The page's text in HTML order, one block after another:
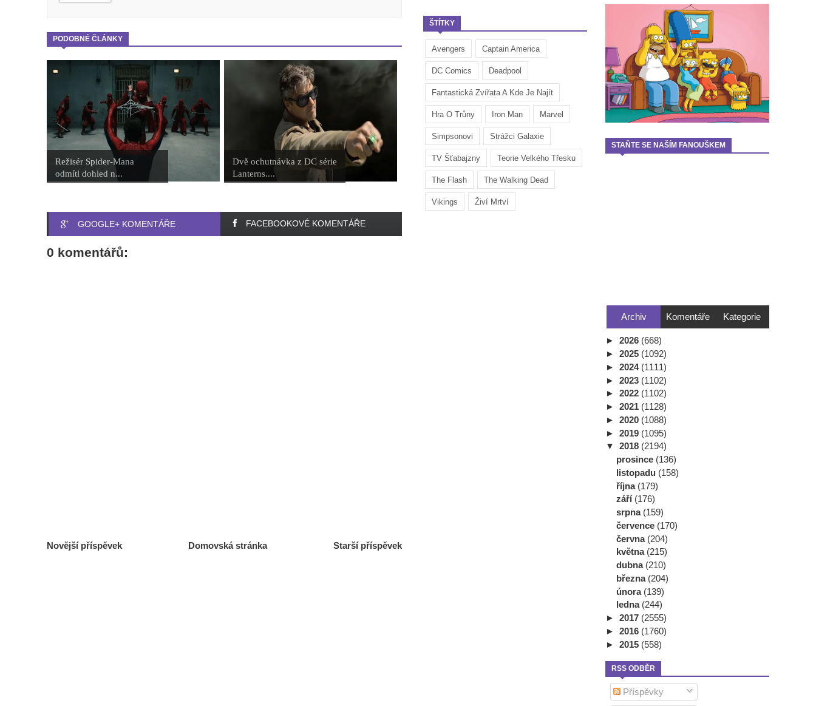
ŠTÍTKY
Avengers Captain America
DC Comics Deadpool
Fantastická Zvířata A Kde Je Najít
Hra O Trůny Iron Man Marvel
Simpsonovi Strážci Galaxie
TV Šťabajzny Teorie Velkého Třesku
The Flash The Walking Dead
Vikings Živí Mrtví
PODOBNÉ ČLÁNKY
Režisér Spider-Mana
odmítl dohled n...
Dvě ochutnávka z DC série
Lanterns....
GOOGLE+ KOMENTÁŘE FACEBOOKOVÉ KOMENTÁŘE
0 komentářů:
Novější příspěvek Starší příspěvek
Domovská stránka
STAŇTE SE NAŠÍM FANOUŠKEM
Archiv Komentáře Kategorie
► 2026 (668)
► 2025 (1092)
► 2024 (1111)
► 2023 (1102)
► 2022 (1102)
► 2021 (1128)
► 2020 (1088)
► 2019 (1095)
▼ 2018 (2194)
prosince (136)
listopadu (158)
října (179)
září (176)
srpna (159)
července (170)
června (204)
května (215)
dubna (210)
března (204)
února (139)
ledna (244)
► 2017 (2555)
► 2016 (1760)
► 2015 (558)
RSS ODBĚR
Příspěvky